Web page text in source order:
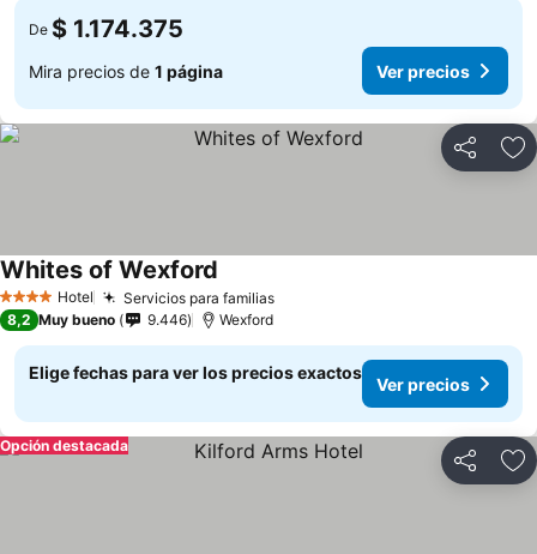
De $ 1.174.375
Mira precios de 1 página Ver precios
Compartir
4 EstrellasHotel Servicios para familias
Whites of Wexford
8,2 Muy bueno 9.446 Wexford
Elige fechas para ver los precios exactos
Ver precios
Compartir
Opción destacada